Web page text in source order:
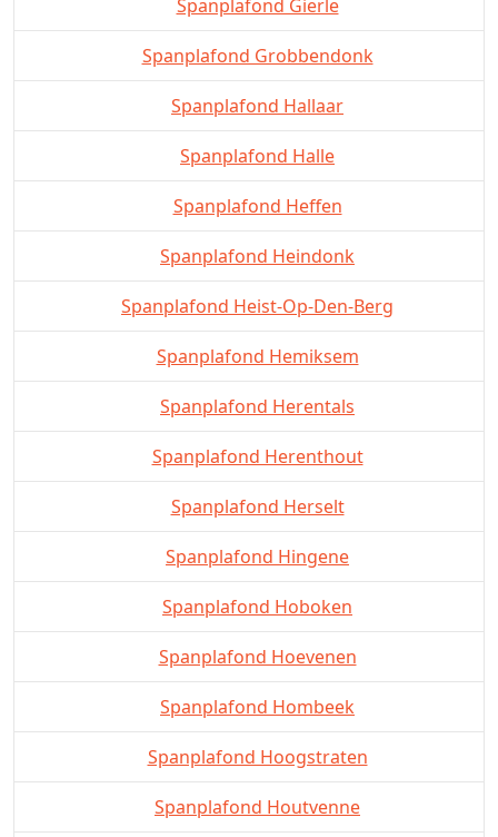
Spanplafond Gierle
Spanplafond Grobbendonk
Spanplafond Hallaar
Spanplafond Halle
Spanplafond Heffen
Spanplafond Heindonk
Spanplafond Heist-Op-Den-Berg
Spanplafond Hemiksem
Spanplafond Herentals
Spanplafond Herenthout
Spanplafond Herselt
Spanplafond Hingene
Spanplafond Hoboken
Spanplafond Hoevenen
Spanplafond Hombeek
Spanplafond Hoogstraten
Spanplafond Houtvenne